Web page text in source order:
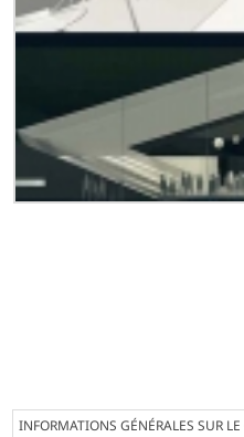
INFORMATIONS GÉNÉRALES SUR